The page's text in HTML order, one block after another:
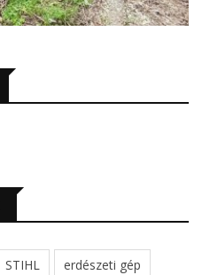
STIHL erdészeti gép